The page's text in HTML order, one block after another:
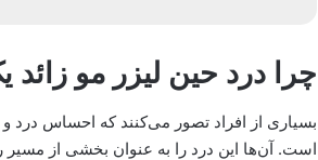
چرا درد حین لیزر مو
بسیاری از افراد تصور می‌کنند که احساس درد
است. آن‌ها این درد را به عنوان بخشی از